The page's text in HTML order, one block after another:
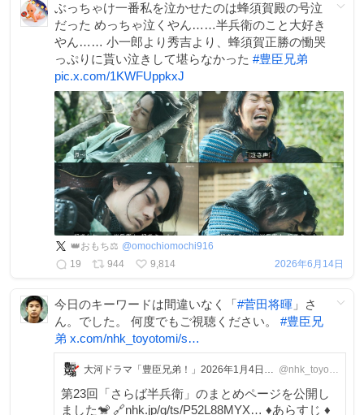
ぶっちゃけ一番私を泣かせたのは蜂須賀殿の号泣
だった めっちゃ泣くやん……半兵衛のこと大好き
やん…… 小一郎より秀吉より、蜂須賀正勝の慟哭
っぷりに貰い泣きして堪らなかった #豊臣兄弟
pic.x.com/1KWFUppkxJ
️️️👑おもち⚖ @omochiomochi916
19
944 9,814 2026年6月14日
今日のキーワードは間違いなく「#菅田将暉 」さ
ん。でした。 何度でもご視聴ください。 #豊臣兄
弟 x.com/nhk_toyotomi/s…
大河ドラマ「豊臣兄弟！」2026年1月4日放送開始 @nhk_toyotomi
第23回「さらば半兵衛」のまとめページを公開し
ました🐒 🔗nhk.jp/g/ts/P52L88MYX… ♦︎あらすじ ♦︎